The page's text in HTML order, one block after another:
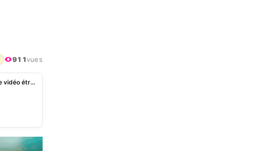
911vues
Cameroun: l’artiste Vanister atteint de troubles mentaux ? cette vidéo étrange qui sème la panique